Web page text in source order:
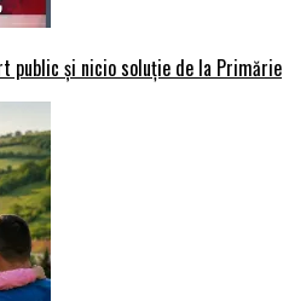
public și nicio soluție de la Primărie